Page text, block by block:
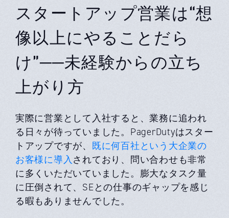
スタートアップ営業は“想
像以上にやることだら
け”──未経験からの立ち
上がり方
実際に営業として入社すると、業務に追われ
る日々が待っていました。PagerDutyはスター
トアップですが、 既に何百社という大企業の
お客様に導入 されており、問い合わせも非常
に多くいただいていました。膨大なタスク量
に圧倒されて、SEとの仕事のギャップを感じ
る暇もありませんでした。